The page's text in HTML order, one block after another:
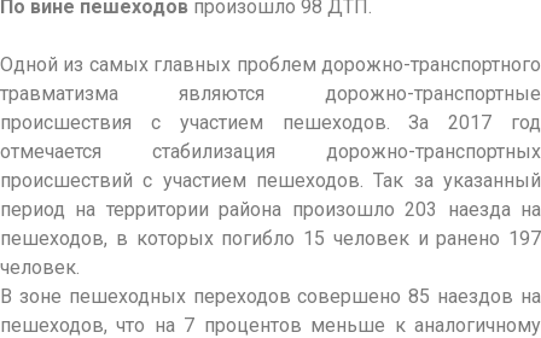
По вине пешеходов произошло 98 ДТП.
Одной из самых главных проблем дорожно-транспортного
травматизма являются дорожно-транспортные
происшествия с участием пешеходов. За 2017 год
отмечается стабилизация дорожно-транспортных
происшествий с участием пешеходов. Так за указанный
период на территории района произошло 203 наезда на
пешеходов, в которых погибло 15 человек и ранено 197
человек.
В зоне пешеходных переходов совершено 85 наездов на
пешеходов, что на 7 процентов меньше к аналогичному